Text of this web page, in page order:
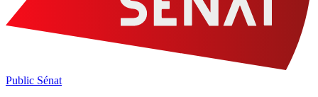
Public Sénat